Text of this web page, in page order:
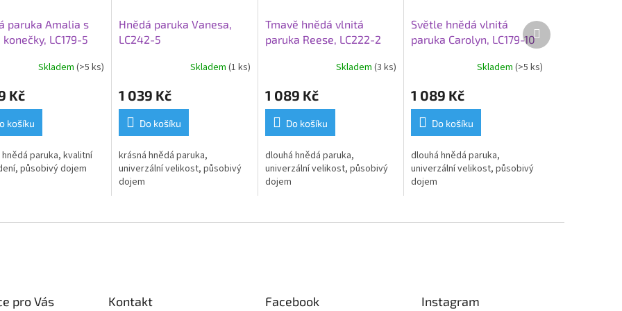
paruka Amalia s
LC179-5
Skladem (>5 ks)
Kč
košíku
paruka, kvalitní
působivý dojem
Hnědá paruka Vanesa,
LC242-5
Skladem (1 ks)
1 039 Kč
Do košíku
krásná hnědá paruka,
univerzální velikost, působivý
dojem
Tmavě hnědá vlnitá
paruka Reese, LC222-2
Skladem(3 ks)
1 089 Kč
Do košíku
dlouhá hnědá paruka,
univerzální velikost, působivý
dojem
Světle hnědá vlnitá
paruka Carolyn, LC179-10
Skladem (>5 ks)
1 089 Kč
Do košíku
dlouhá hnědá paruka,
univerzální velikost, působivý
dojem
Další
produkt
pro Vás Kontakt Facebook Instagram